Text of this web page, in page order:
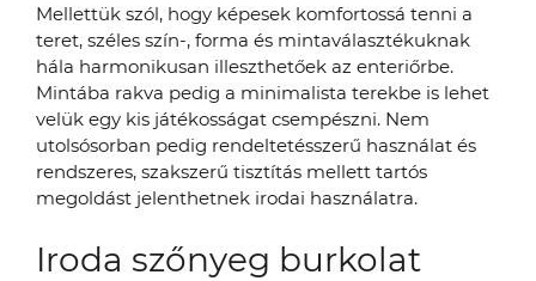
Mellettük szól, hogy képesek komfortossá tenni a
teret, széles szín-, forma és mintaválasztékuknak
hála harmonikusan illeszthetőek az enteriőrbe.
Mintába rakva pedig a minimalista terekbe is lehet
velük egy kis játékosságat csempészni. Nem
utolsósorban pedig rendeltetésszerű használat és
rendszeres, szakszerű tisztítás mellett tartós
megoldást jelenthetnek irodai használatra.
Iroda szőnyeg burkolat